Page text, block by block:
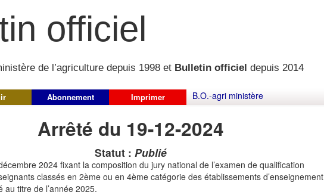
officiel
de l’agriculture depuis 1998 et Bulletin officiel depuis 2014
Abonnement Imprimer B.O.-agri ministère
Arrêté du 19-12-2024
Statut : Publié
2024 fixant la composition du jury national de l’examen de qualification
classés en 2ème ou en 4ème catégorie des établissements d’enseignement
titre de l’année 2025.